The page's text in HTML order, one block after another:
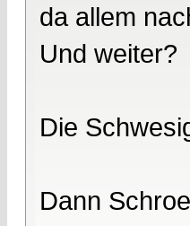
da allem
Und weiter?
Die
Dann